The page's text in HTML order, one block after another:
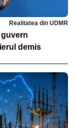
Realitatea din UDMR
guvern
demis